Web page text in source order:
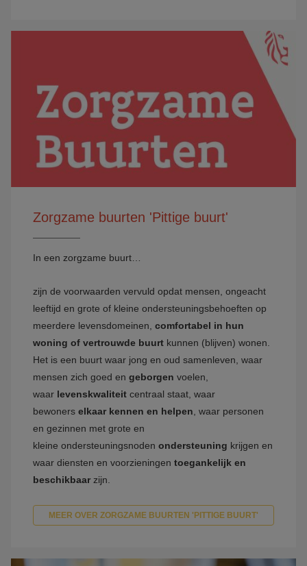
Zorgzame buurten 'Pittige buurt'
In een zorgzame buurt…
zijn de voorwaarden vervuld opdat mensen, ongeacht
leeftijd en grote of kleine ondersteuningsbehoeften op
meerdere levensdomeinen, comfortabel in hun
woning of vertrouwde buurt kunnen (blijven) wonen.
Het is een buurt waar jong en oud samenleven, waar
mensen zich goed en geborgen voelen,
waar levenskwaliteit centraal staat, waar
bewoners elkaar kennen en helpen, waar personen
en gezinnen met grote en
kleine ondersteuningsnoden ondersteuning krijgen en
waar diensten en voorzieningen toegankelijk en
beschikbaar zijn.
MEER OVER ZORGZAME BUURTEN 'PITTIGE BUURT'